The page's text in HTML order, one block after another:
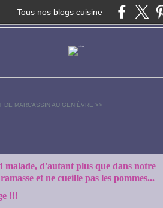
Tous nos blogs cuisine
DE MARCASSIN AU GENIÈVRE >>
malade, d'autant plus que dans notre
et ne cueille pas les pommes...
!!!